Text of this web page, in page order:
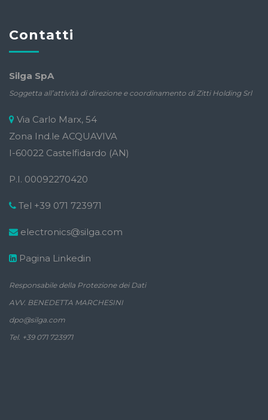
Contatti
Silga SpA
Soggetta all’attività di direzione e coordinamento di Zitti Holding Srl
Via Carlo Marx, 54
Zona Ind.le ACQUAVIVA
I-60022 Castelfidardo (AN)
P.I. 00092270420
Tel +39 071 723971
electronics@silga.com
Pagina Linkedin
Responsabile della Protezione dei Dati
AVV. BENEDETTA MARCHESINI
dpo@silga.com
Tel. +39 071 723971